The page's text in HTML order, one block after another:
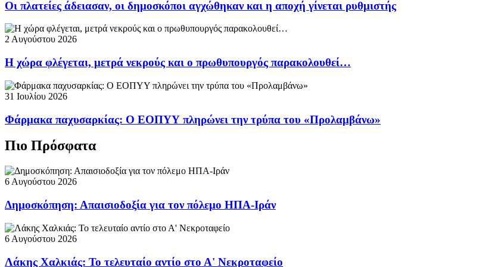
Οι πλατείες άδειασαν, οι δημοσκόποι αγχώθηκαν και η αποχή γίνεται ρυθμιστής
2 Αυγούστου 2026
Η χώρα φλέγεται, μετρά νεκρούς και ο πρωθυπουργός παρακολουθεί…
31 Ιουλίου 2026
Φάρμακα παχυσαρκίας: Ο ΕΟΠΥΥ πληρώνει την τρύπα του «Προλαμβάνω»
Πιο Πρόσφατα
6 Αυγούστου 2026
Δημοσκόπηση: Απαισιοδοξία για τον πόλεμο ΗΠΑ-Ιράν
6 Αυγούστου 2026
Λάκης Χαλκιάς: Το τελευταίο αντίο στο Α' Νεκροταφείο